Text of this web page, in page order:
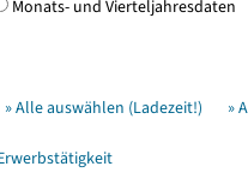
Monats- und Vierteljahresdaten
» Alle auswählen (Ladezeit!) »